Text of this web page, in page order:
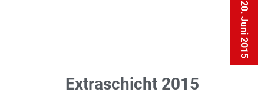
20. Juni 2015
Extraschicht 2015